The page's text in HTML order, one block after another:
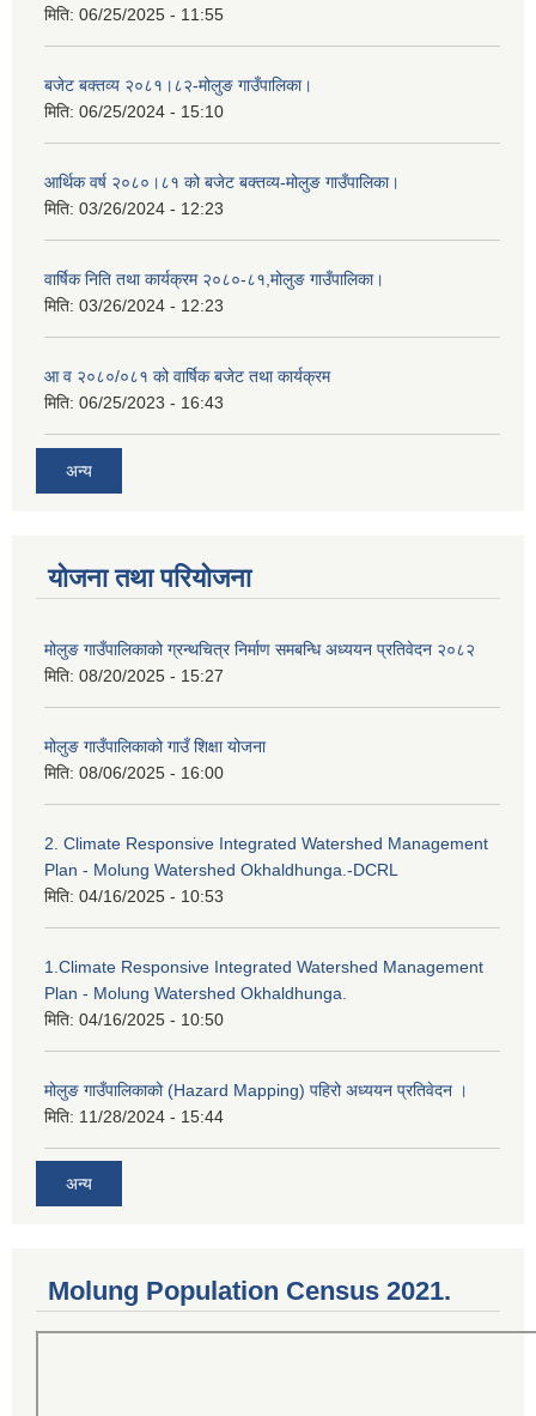
मिति: 06/25/2025 - 11:55
बजेट बक्तव्य २०८१।८२-मोलुङ गाउँपालिका।
मिति: 06/25/2024 - 15:10
आर्थिक वर्ष २०८०।८१ को बजेट बक्तव्य-मोलुङ गाउँपालिका।
मिति: 03/26/2024 - 12:23
वार्षिक निति तथा कार्यक्रम २०८०-८१,मोलुङ गाउँपालिका।
मिति: 03/26/2024 - 12:23
आ व २०८०/०८१ को वार्षिक बजेट तथा कार्यक्रम
मिति: 06/25/2023 - 16:43
अन्य
योजना तथा परियोजना
मोलुङ गाउँपालिकाको ग्रन्थचित्र निर्माण समबन्धि अध्ययन प्रतिवेदन २०८२
मिति: 08/20/2025 - 15:27
मोलुङ गाउँपालिकाको गाउँ शिक्षा योजना
मिति: 08/06/2025 - 16:00
2. Climate Responsive Integrated Watershed Management
Plan - Molung Watershed Okhaldhunga.-DCRL
मिति: 04/16/2025 - 10:53
1.Climate Responsive Integrated Watershed Management
Plan - Molung Watershed Okhaldhunga.
मिति: 04/16/2025 - 10:50
मोलुङ गाउँपालिकाको (Hazard Mapping) पहिरो अध्ययन प्रतिवेदन ।
मिति: 11/28/2024 - 15:44
अन्य
Molung Population Census 2021.